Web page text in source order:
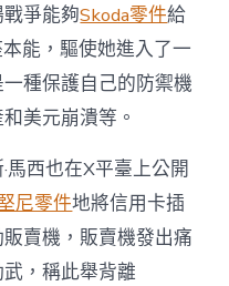
爭能夠Skoda零件給
能，驅使她進入了一
種保護自己的防禦機
美元崩潰等。
馬西也在X平臺上公開
尼零件地將信用卡插
賣機，販賣機發出痛
，稱此舉背離